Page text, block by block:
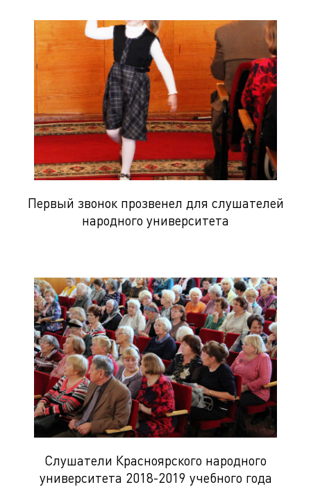
Первый звонок прозвенел для слушателей
народного университета
Слушатели Красноярского народного
университета 2018-2019 учебного года